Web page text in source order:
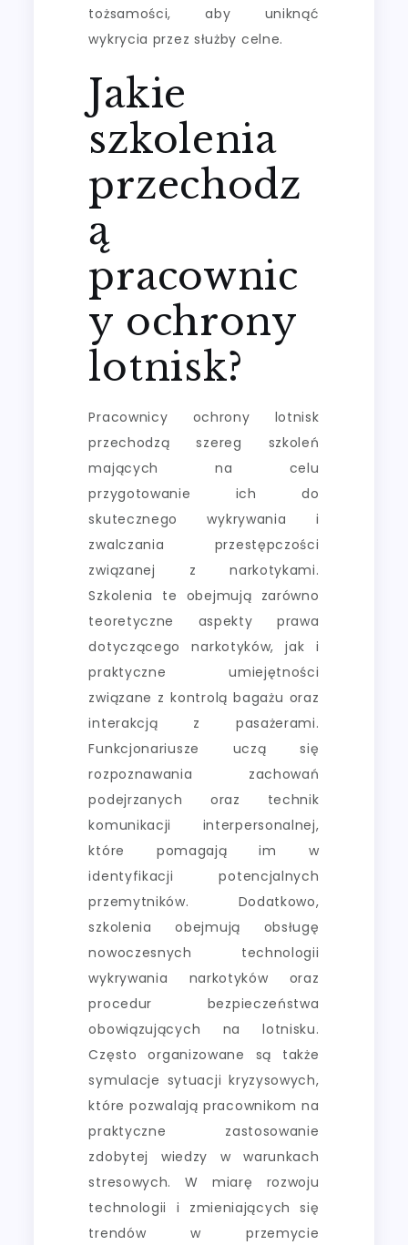
tożsamości, aby uniknąć
wykrycia przez służby celne.
Jakie
szkolenia
przechodz
ą
pracownic
y ochrony
lotnisk?
Pracownicy ochrony lotnisk
przechodzą szereg szkoleń
mających na celu
przygotowanie ich do
skutecznego wykrywania i
zwalczania przestępczości
związanej z narkotykami.
Szkolenia te obejmują zarówno
teoretyczne aspekty prawa
dotyczącego narkotyków, jak i
praktyczne umiejętności
związane z kontrolą bagażu oraz
interakcją z pasażerami.
Funkcjonariusze uczą się
rozpoznawania zachowań
podejrzanych oraz technik
komunikacji interpersonalnej,
które pomagają im w
identyfikacji potencjalnych
przemytników. Dodatkowo,
szkolenia obejmują obsługę
nowoczesnych technologii
wykrywania narkotyków oraz
procedur bezpieczeństwa
obowiązujących na lotnisku.
Często organizowane są także
symulacje sytuacji kryzysowych,
które pozwalają pracownikom na
praktyczne zastosowanie
zdobytej wiedzy w warunkach
stresowych. W miarę rozwoju
technologii i zmieniających się
trendów w przemycie